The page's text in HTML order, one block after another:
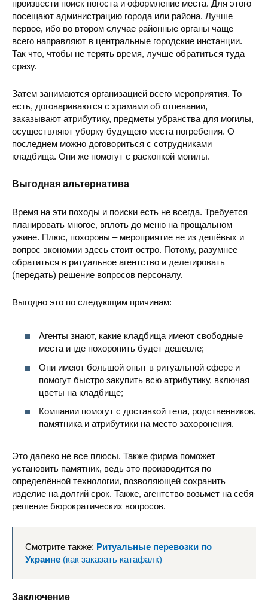
Военное кладбище ул.
Куреневское кладбище ул.
Дарницкое кладбище
Совское кладбище ул.
Жулянское кладбище
произвести поиск погоста и оформление места. Для этого
посещают администрацию города или района. Лучше
первое, ибо во втором случае районные органы чаще
всего направляют в центральные городские инстанции.
Так что, чтобы не терять время, лучше обратиться туда
сразу.
Затем занимаются организацией всего мероприятия. То
есть, договариваются с храмами об отпевании,
заказывают атрибутику, предметы убранства для могилы,
осуществляют уборку будущего места погребения. О
последнем можно договориться с сотрудниками
кладбища. Они же помогут с раскопкой могилы.
Выгодная альтернатива
Время на эти походы и поиски есть не всегда. Требуется
планировать многое, вплоть до меню на прощальном
ужине. Плюс, похороны – мероприятие не из дешёвых и
вопрос экономии здесь стоит остро. Потому, разумнее
обратиться в ритуальное агентство и делегировать
(передать) решение вопросов персоналу.
Выгодно это по следующим причинам:
Агенты знают, какие кладбища имеют свободные
места и где похоронить будет дешевле;
Они имеют большой опыт в ритуальной сфере и
помогут быстро закупить всю атрибутику, включая
цветы на кладбище;
Компании помогут с доставкой тела, родственников,
памятника и атрибутики на место захоронения.
Это далеко не все плюсы. Также фирма поможет
установить памятник, ведь это производится по
определённой технологии, позволяющей сохранить
изделие на долгий срок. Также, агентство возьмет на себя
решение бюрократических вопросов.
Смотрите также: Ритуальные перевозки по
Украине (как заказать катафалк)
Заключение